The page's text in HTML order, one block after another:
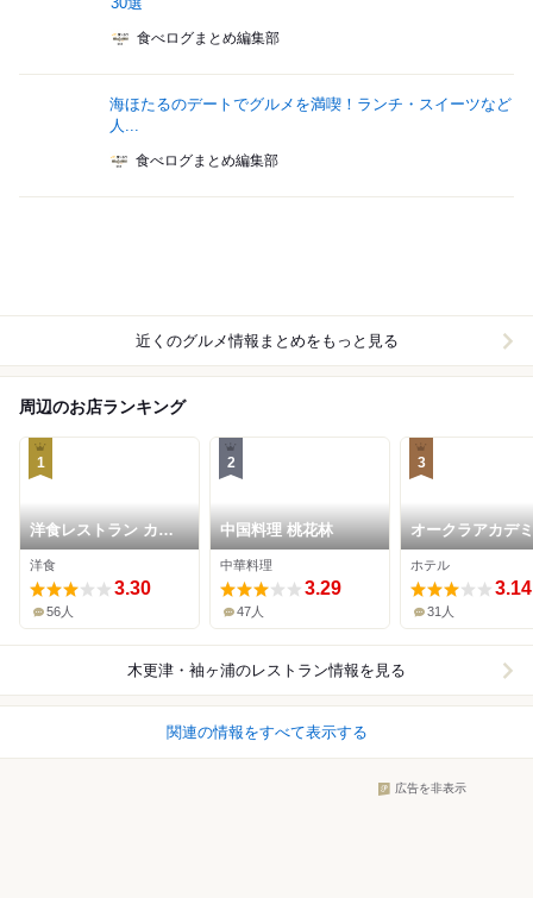
食べログまとめ編集部
海ほたるのデートでグルメを満喫！ランチ・スイーツなど
人...
食べログまとめ編集部
近くのグルメ情報まとめをもっと見る
周辺のお店ランキング
1
洋食レストラン カメ
リア
洋食
3.30
56人
2
中国料理 桃花林
中華料理
3.29
47人
3
オークラアカデ
ークホテル
ホテル
3.14
31人
木更津・袖ヶ浦のレストラン情報を見る
関連の情報をすべて表示する
広告を非表示